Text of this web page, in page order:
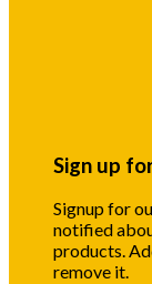
Sign up
Signup for
notified
products.
remove it.